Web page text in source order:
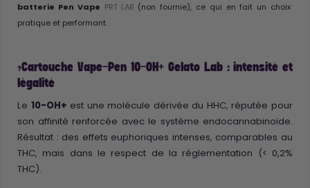
batterie Pen Vape PRT LAB (non fournie), ce qui en fait un choix
pratique et performant.
?Cartouche Vape-Pen 10-OH+ Gelato Lab : intensité et
légalité
Le 10-OH+ est une molécule dérivée du HHC, réputée pour
son affinité renforcée avec le système endocannabinoïde.
Résultat : des effets euphoriques intenses, comparables au
THC, mais dans le respect de la réglementation (< 0,2%
THC).